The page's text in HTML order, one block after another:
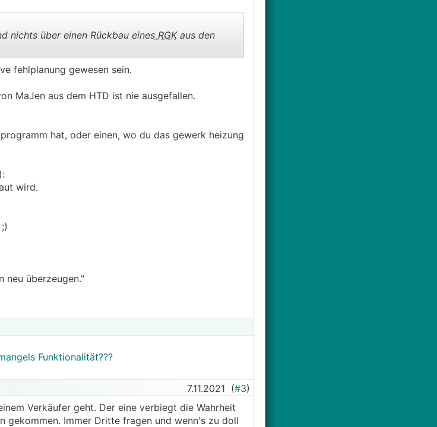
nichts über einen Rückbau einesRGKaus den
fehlplanung gewesen sein.
MaJen aus dem HTD ist nie ausgefallen.
hat, oder einen, wo du das gewerk heizung
wird.
neu überzeugen."
Funktionalität???
7.11.2021 (#3)
Verkäufer geht. Der eine verbiegt die Wahrheit
gekommen. Immer Dritte fragen und wenn's zu doll